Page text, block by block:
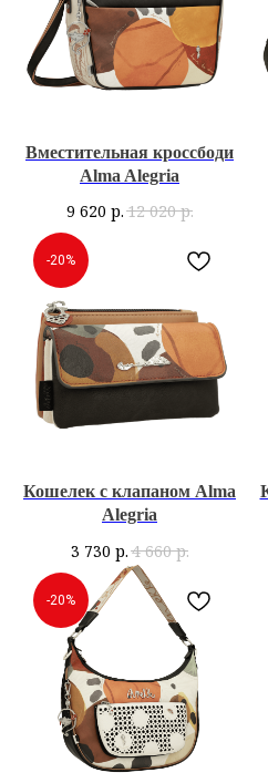
Вместительная кроссбоди
Alma Alegria
9 620 р.12 020 р.
-20%
Кошелек с клапаном Alma
Alegria
3 730 р.4 660 р.
-20%